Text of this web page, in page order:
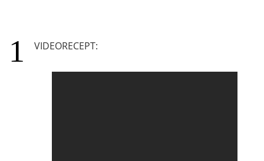
VIDEORECEPT: